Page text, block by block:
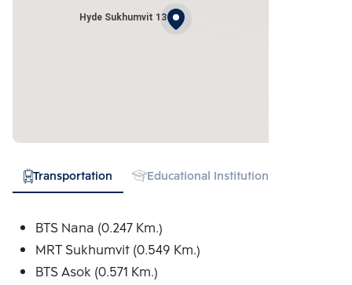
Hyde Sukhumvit 13
Transportation Educational Institution
BTS Nana (0.247 Km.)
MRT Sukhumvit (0.549 Km.)
BTS Asok (0.571 Km.)